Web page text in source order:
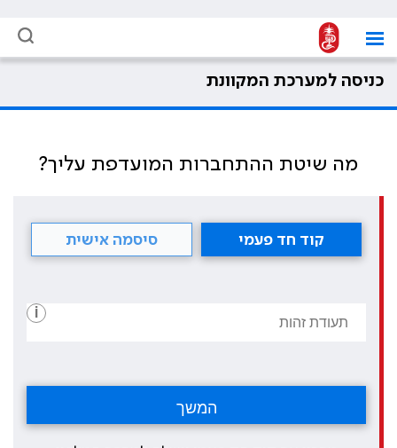
כניסה למערכת המקוונת
מה שיטת ההתחברות המועדפת עליך?
קוד חד פעמי סיסמה אישית
i